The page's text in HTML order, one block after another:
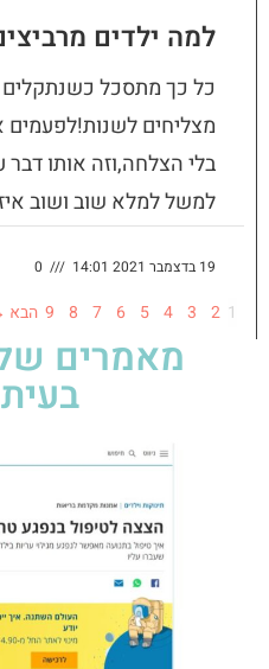
למה ילדים
כל כך מתסכל
מצליחים לשנות!לפעמים
בלי הצלחה,וזה אותו
למשל למלא שוב ושוב
19 בדצמבר 2021 14:01 ///
0
1
2
3
4
5
6
7
8
9 הבא
מאמרים